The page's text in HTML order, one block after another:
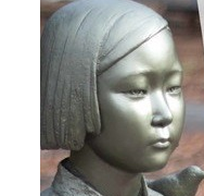
(PA/NJ/DE)